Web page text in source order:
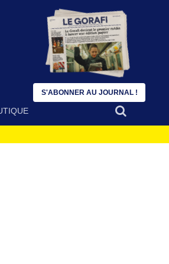
S'ABONNER AU JOURNAL !